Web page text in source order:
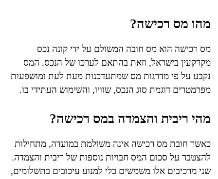
מהו מס רכישה?
מס רכישה הוא מס חובה המשולם על ידי קונה נכס
מקרקעין בישראל, וזאת בהתאם לערכו של הנכס. המס
נקבע על פי מדרגות מס שמתעדכנות מעת לעת ומושפעות
מפרמטרים דוגמת סוג הנכס, שוויו, והשימוש העתידי בו.
מהי ריבית והצמדה במס רכישה?
כאשר חובת מס רכישה אינה משולמת במועדה, מתחילות
להצטבר על סכום המס חבויות נוספות של ריבית והצמדה.
שני מרכיבים אלו משמשים כלי למנוע עיכובים בתשלומים,